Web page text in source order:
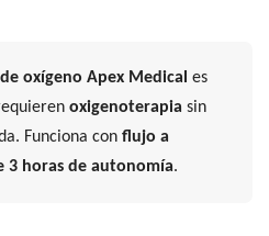
oxígeno Apex Medical es
oxigenoterapia sin
Funciona conflujo a
3 horas de autonomía.